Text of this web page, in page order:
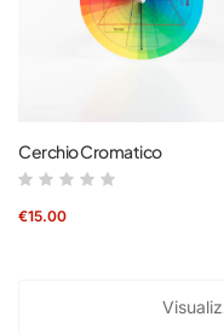
Cerchio Cromatico
€15.00